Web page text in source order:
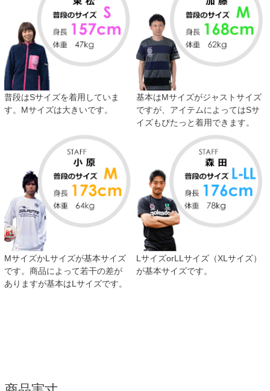
普段はSサイズを着用していま
す。Mサイズは大きいです。
基本はMサイズがジャストサイズ
ですが、アイテムによってはSサ
イズもぴたっと着用できます。
MサイズかLサイズが基本サイズ
です。商品によって若干の差が
ありますが基本はLサイズです。
LサイズorLLサイズ（XLサイズ）
が基本サイズです。